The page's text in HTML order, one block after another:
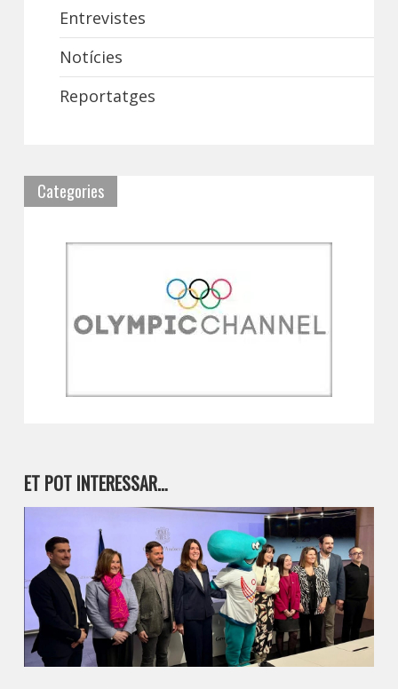
Entrevistes
Notícies
Reportatges
Categories
ET POT INTERESSAR…